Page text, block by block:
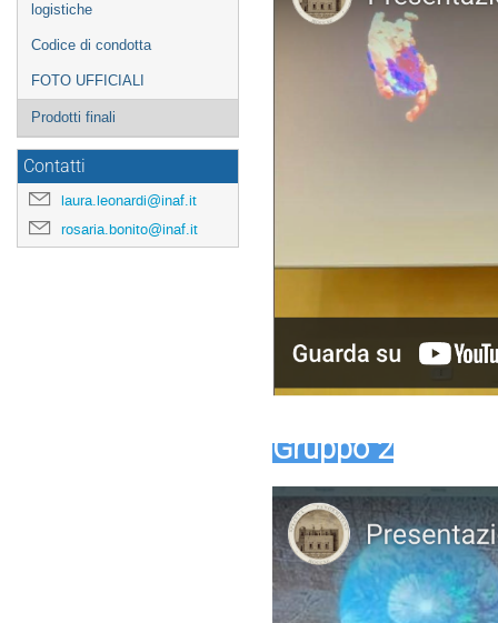
logistiche
Codice di condotta
FOTO UFFICIALI
Prodotti finali
Contatti
laura.leonardi@inaf.it
rosaria.bonito@inaf.it
Gruppo 2